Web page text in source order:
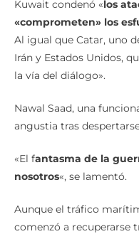
Kuwait condenó «los
«comprometen» los
Al igual que Catar, uno
Irán y Estados Unidos,
la vía del diálogo».
Nawal Saad, una
angustia tras
«El fantasma de la
nosotros«, se lamentó.
Aunque el tráfico
comenzó a recuperarse